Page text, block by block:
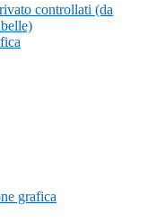
controllati (da
grafica